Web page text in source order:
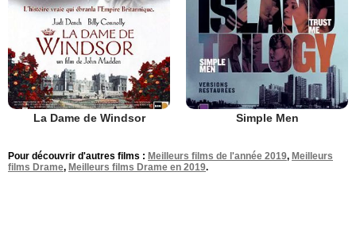
La Dame de Windsor Simple Men
Pour découvrir d'autres films : Meilleurs films de l'année 2019, Meilleurs
films Drame, Meilleurs films Drame en 2019.